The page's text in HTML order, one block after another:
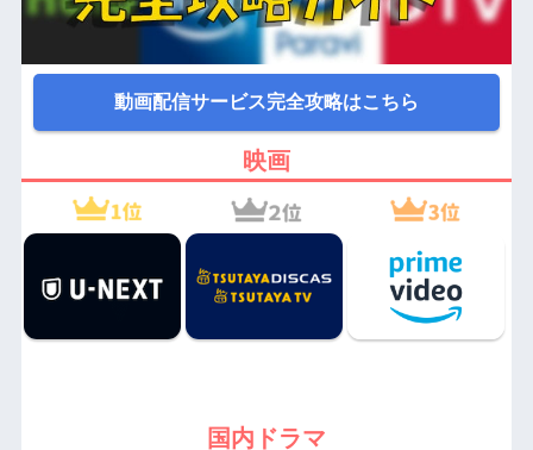
動画配信サービス完全攻略はこちら
映画
国内ドラマ